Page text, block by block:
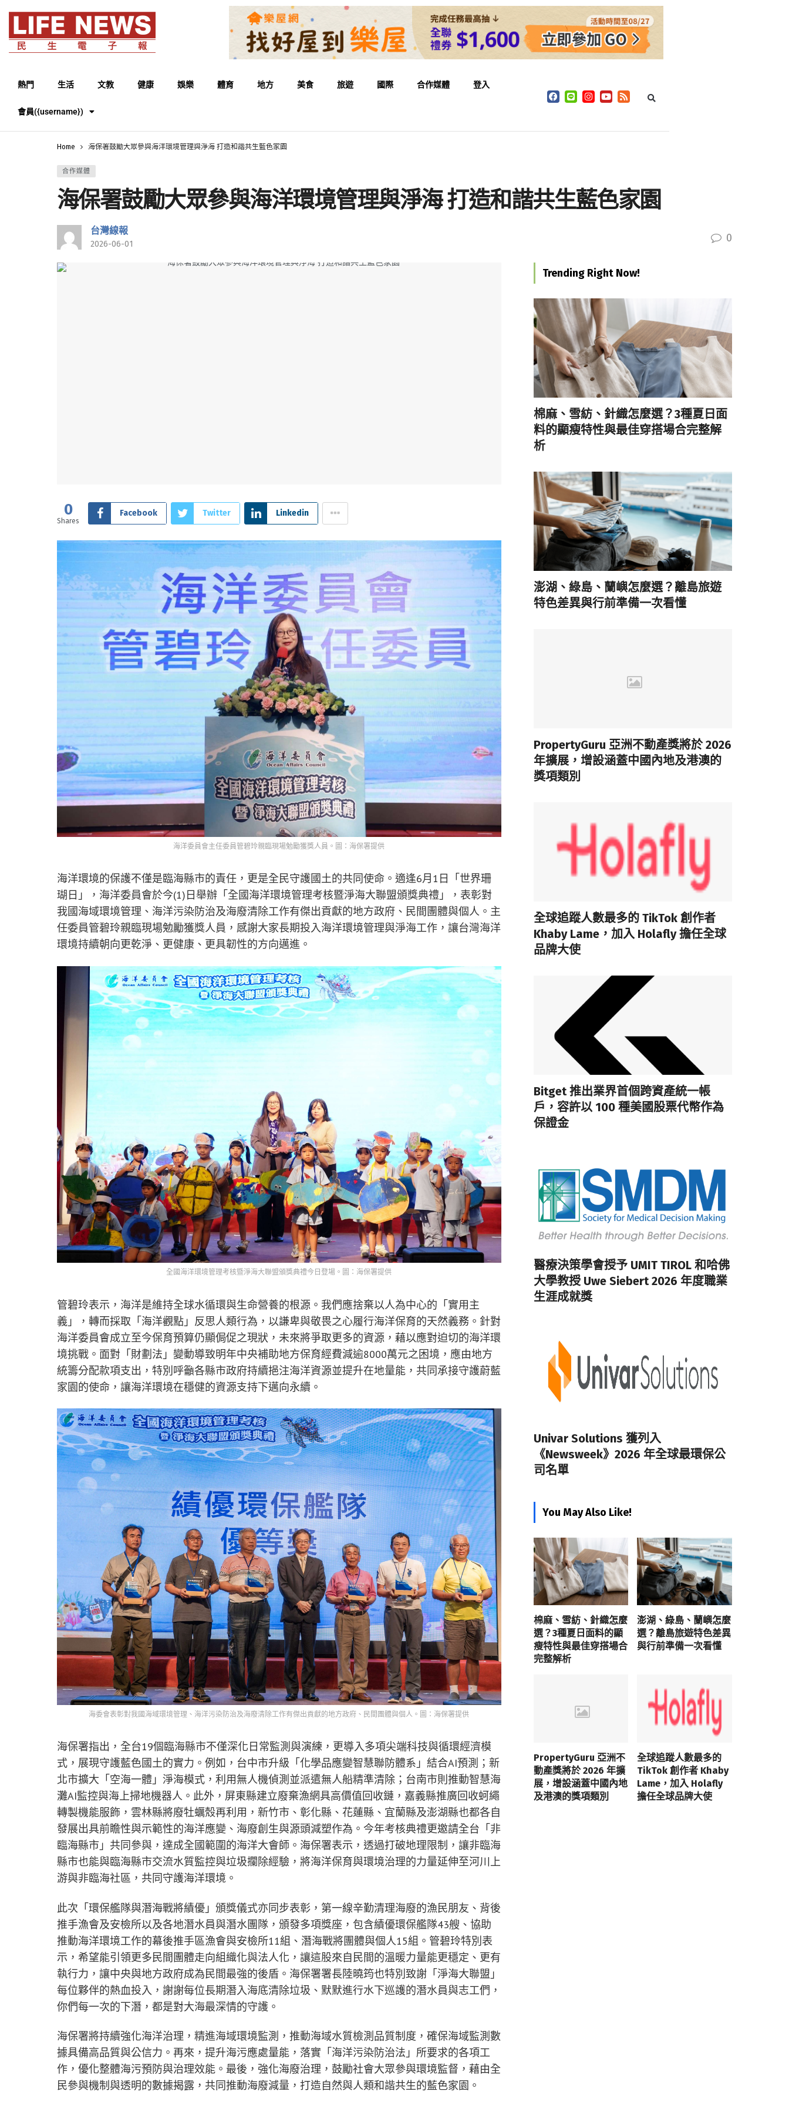
熱門 生活 文教 健康 娛樂 體育 地方 美食 旅遊 國際 合作媒體 登入
會員({username})
Home 海保署鼓勵大眾參與海洋環境管理與淨海 打造和諧共生藍色家園
合作媒體
海保署鼓勵大眾參與海洋環境管理與淨海 打造和諧共生藍色家園
台灣線報
2026-06-01 0
0
Shares
Facebook Twitter Linkedin
海洋委員會主任委員管碧玲親臨現場勉勵獲獎人員。圖：海保署提供
海洋環境的保護不僅是臨海縣市的責任，更是全民守護國土的共同使命。適逢6月1日「世界珊
瑚日」，海洋委員會於今(1)日舉辦「全國海洋環境管理考核暨淨海大聯盟頒獎典禮」，表彰對
我國海域環境管理、海洋污染防治及海廢清除工作有傑出貢獻的地方政府、民間團體與個人。主
任委員管碧玲親臨現場勉勵獲獎人員，感謝大家長期投入海洋環境管理與淨海工作，讓台灣海洋
環境持續朝向更乾淨、更健康、更具韌性的方向邁進。
全國海洋環境管理考核暨淨海大聯盟頒獎典禮今日登場。圖：海保署提供
管碧玲表示，海洋是維持全球水循環與生命營養的根源。我們應捨棄以人為中心的「實用主
義」，轉而採取「海洋觀點」反思人類行為，以謙卑與敬畏之心履行海洋保育的天然義務。針對
海洋委員會成立至今保育預算仍顯侷促之現狀，未來將爭取更多的資源，藉以應對迫切的海洋環
境挑戰。面對「財劃法」變動導致明年中央補助地方保育經費減逾8000萬元之困境，應由地方
統籌分配款項支出，特別呼籲各縣市政府持續挹注海洋資源並提升在地量能，共同承接守護蔚藍
家園的使命，讓海洋環境在穩健的資源支持下邁向永續。
海委會表彰對我國海域環境管理、海洋污染防治及海廢清除工作有傑出貢獻的地方政府、民間團體與個人。圖：海保署提供
海保署指出，全台19個臨海縣市不僅深化日常監測與演練，更導入多項尖端科技與循環經濟模
式，展現守護藍色國土的實力。例如，台中市升級「化學品應變智慧聯防體系」結合AI預測；新
北市擴大「空海一體」淨海模式，利用無人機偵測並派遣無人船精準清除；台南市則推動智慧海
灘AI監控與海上掃地機器人。此外，屏東縣建立廢棄漁網具高價值回收鏈，嘉義縣推廣回收蚵繩
轉製機能服飾，雲林縣將廢牡蠣殼再利用，新竹市、彰化縣、花蓮縣、宜蘭縣及澎湖縣也都各自
發展出具前瞻性與示範性的海洋應變、海廢創生與源頭減塑作為。今年考核典禮更邀請全台「非
臨海縣市」共同參與，達成全國範圍的海洋大會師。海保署表示，透過打破地理限制，讓非臨海
縣市也能與臨海縣市交流水質監控與垃圾攔除經驗，將海洋保育與環境治理的力量延伸至河川上
游與非臨海社區，共同守護海洋環境。
此次「環保艦隊與潛海戰將績優」頒獎儀式亦同步表彰，第一線辛勤清理海廢的漁民朋友、背後
推手漁會及安檢所以及各地潛水員與潛水團隊，頒發多項獎座，包含績優環保艦隊43艘、協助
推動海洋環境工作的幕後推手區漁會與安檢所11組、潛海戰將團體與個人15組。管碧玲特別表
示，希望能引領更多民間團體走向組織化與法人化，讓這股來自民間的溫暖力量能更穩定、更有
執行力，讓中央與地方政府成為民間最強的後盾。海保署署長陸曉筠也特別致謝「淨海大聯盟」
每位夥伴的熱血投入，謝謝每位長期潛入海底清除垃圾、默默進行水下巡護的潛水員與志工們，
你們每一次的下潛，都是對大海最深情的守護。
海保署將持續強化海洋治理，精進海域環境監測，推動海域水質檢測品質制度，確保海域監測數
據具備高品質與公信力。再來，提升海污應處量能，落實「海洋污染防治法」所要求的各項工
作，優化整體海污預防與治理效能。最後，強化海廢治理，鼓勵社會大眾參與環境監督，藉由全
民參與機制與透明的數據揭露，共同推動海廢減量，打造自然與人類和諧共生的藍色家園。
Trending Right Now!
棉麻、雪紡、針織怎麼選？3種夏日面
料的顯瘦特性與最佳穿搭場合完整解
析
澎湖、綠島、蘭嶼怎麼選？離島旅遊
特色差異與行前準備一次看懂
PropertyGuru 亞洲不動產獎將於 2026
年擴展，增設涵蓋中國內地及港澳的
獎項類別
全球追蹤人數最多的 TikTok 創作者
Khaby Lame，加入 Holafly 擔任全球
品牌大使
Bitget 推出業界首個跨資產統一帳
戶，容許以 100 種美國股票代幣作為
保證金
醫療決策學會授予 UMIT TIROL 和哈佛
大學教授 Uwe Siebert 2026 年度職業
生涯成就獎
Univar Solutions 獲列入
《Newsweek》2026 年全球最環保公
司名單
You May Also Like!
棉麻、雪紡、針織怎麼
選？3種夏日面料的顯
瘦特性與最佳穿搭場合
完整解析
澎湖、綠島、蘭嶼怎麼
選？離島旅遊特色差異
與行前準備一次看懂
PropertyGuru 亞洲不
動產獎將於 2026 年擴
展，增設涵蓋中國內地
及港澳的獎項類別
全球追蹤人數最多的
TikTok 創作者 Khaby
Lame，加入 Holafly
擔任全球品牌大使